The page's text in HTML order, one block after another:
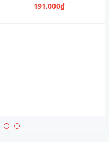
191.000₫